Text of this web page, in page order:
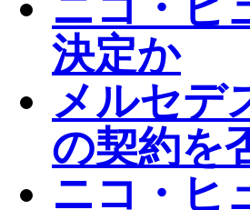
決定か
メルセデ
の契約を
ニコ・ヒ